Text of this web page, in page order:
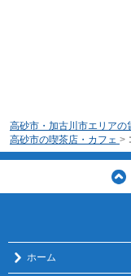
高砂市・加古川市エリア
高砂市の喫茶店・カフェ >
ホーム